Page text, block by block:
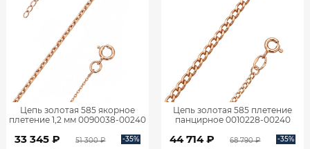
Цепь золотая 585 якорное
плетение 1,2 мм 0090038-00240
33 345 ₽ 51 300 ₽ -35%
Цепь золотая 585 плетение
панцирное 0010228-00240
44 714 ₽ 68 790 ₽ -35%